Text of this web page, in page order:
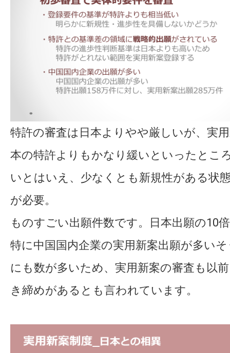
特許の審査は日本よりやや厳しいが、実
本の特許よりもかなり緩いといったとこ
いとはいえ、少なくとも新規性がある状
が必要。
ものすごい出願件数です。日本出願の10
特に中国国内企業の実用新案出願が多い
にも数が多いため、実用新案の審査も以
き締めがあるとも言われています。